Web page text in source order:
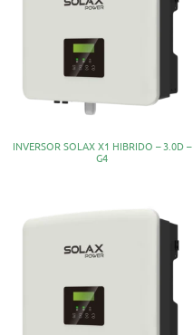
INVERSOR SOLAX X1 HIBRIDO – 3.0D –
G4